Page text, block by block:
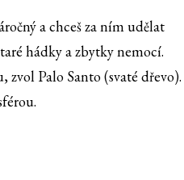
a chceš za ním udělat
hádky a zbytky nemocí.
Palo Santo (svaté dřevo).